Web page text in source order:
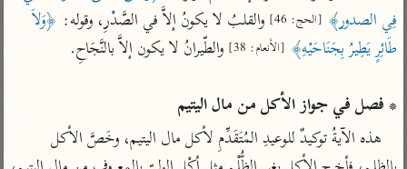
اشترك
تعليمات •عن الباحث القرآني
فِي الصدور﴾ [الحج: 46] والقلبُ لا يكونُ إلاَّ في الصَّدْرِ، وقوله:
طَائِرٍ يَطِيرُ بِجَنَاحَيْهِ﴾ [الأنعام: 38]
* فصل في جواز الأكل من مال اليتيم